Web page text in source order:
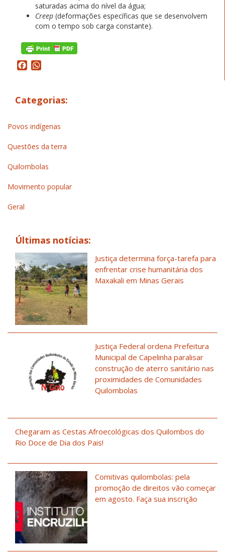
saturadas acima do nível da água;
Creep (deformações específicas que se desenvolvem
com o tempo sob carga constante).
Facebook
Categorias:
Povos indígenas
Questões da terra
Quilombolas
Movimento popular
Geral
Últimas notícias:
Justiça determina força-tarefa para
enfrentar crise humanitária dos
Maxakali em Minas Gerais
Justiça Federal ordena Prefeitura
Municipal de Capelinha paralisar
construção de aterro sanitário nas
proximidades de Comunidades
Quilombolas
Chegaram as Cestas Afroecológicas dos Quilombos do
Rio Doce de Dia dos Pais!
Comitivas quilombolas: pela
promoção de direitos vão começar
em agosto. Faça sua inscrição